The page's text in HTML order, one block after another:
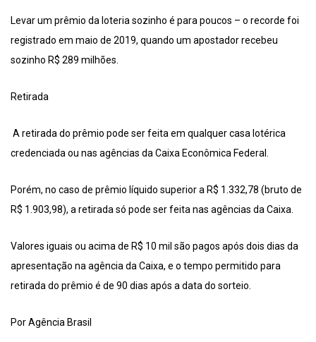
Levar um prêmio da loteria sozinho é para poucos – o recorde foi
registrado em maio de 2019, quando um apostador recebeu
sozinho R$ 289 milhões.
Retirada
A retirada do prêmio pode ser feita em qualquer casa lotérica
credenciada ou nas agências da Caixa Econômica Federal.
Porém, no caso de prêmio líquido superior a R$ 1.332,78 (bruto de
R$ 1.903,98), a retirada só pode ser feita nas agências da Caixa.
Valores iguais ou acima de R$ 10 mil são pagos após dois dias da
apresentação na agência da Caixa, e o tempo permitido para
retirada do prêmio é de 90 dias após a data do sorteio.
Por Agência Brasil